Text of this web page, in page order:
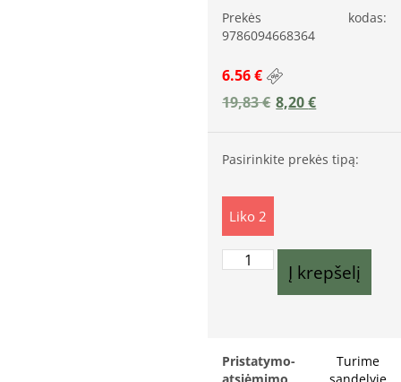
Prekės kodas:
9786094668364
6.56 €
19,83€ 8,20€
Pasirinkite prekės tipą:
Liko 2
Į krepšelį
Pristatymo-
Turime